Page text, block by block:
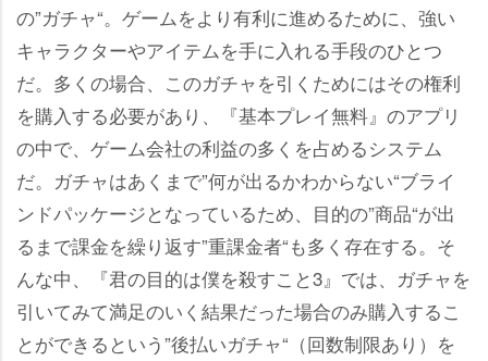
の”ガチャ“。ゲームをより有利に進めるために、強い
キャラクターやアイテムを手に入れる手段のひとつ
だ。多くの場合、このガチャを引くためにはその権利
を購入する必要があり、『基本プレイ無料』のアプリ
の中で、ゲーム会社の利益の多くを占めるシステム
だ。ガチャはあくまで”何が出るかわからない“ブライ
ンドパッケージとなっているため、目的の”商品“が出
るまで課金を繰り返す”重課金者“も多く存在する。そ
んな中、『君の目的は僕を殺すこと3』では、ガチャを
引いてみて満足のいく結果だった場合のみ購入するこ
とができるという”後払いガチャ“（回数制限あり）を